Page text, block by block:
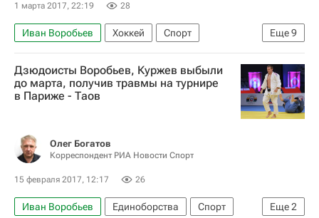
1 марта 2017, 22:19 28
Еще9
Иван Воробьев Хоккей
Спорт
Высшая хоккейная лига
Динамо (Санкт-Петербург)
Звезда (Чехов)
Сарыарка (Караганда)
Кирилл Полозов
Дзюдоисты Воробьев, Куржев выбыли
до марта, получив травмы на турнире
в Париже - Таов
Олег Богатов
Корреспондент РИА Новости Спорт
15 февраля 2017, 12:17 26
Еще2
Иван Воробьев Единоборства
Спорт